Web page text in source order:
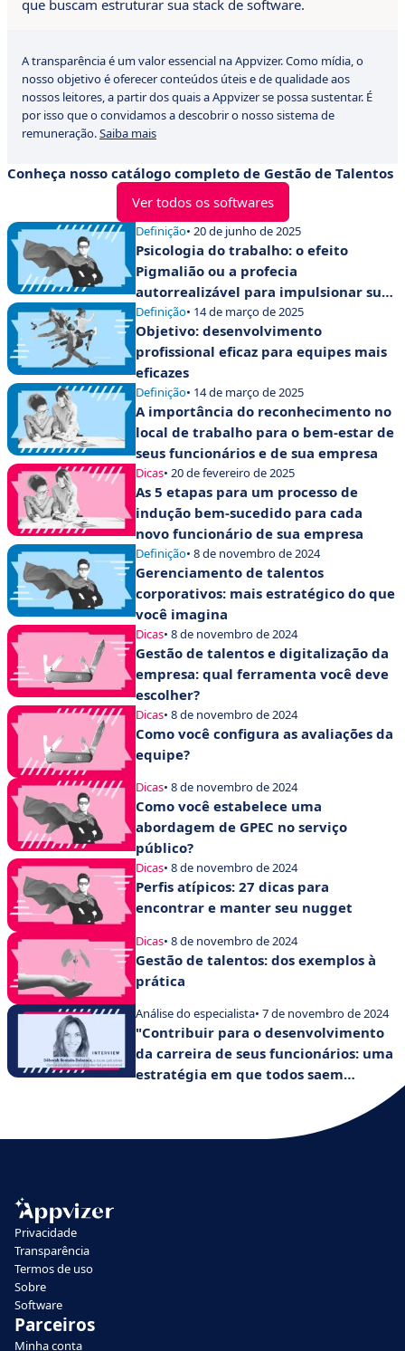
que buscam estruturar sua stack de software.
A transparência é um valor essencial na Appvizer. Como mídia, o
nosso objetivo é oferecer conteúdos úteis e de qualidade aos
nossos leitores, a partir dos quais a Appvizer se possa sustentar. É
por isso que o convidamos a descobrir o nosso sistema de
remuneração.Saiba mais
Conheça nosso catálogo completo de Gestão de Talentos
Ver todos os softwares
Definição• 20 de junho de 2025
Psicologia do trabalho: o efeito
Pigmalião ou a profecia
autorrealizável para impulsionar suas
equipes
Definição• 14 de março de 2025
Objetivo: desenvolvimento
profissional eficaz para equipes mais
eficazes
Definição• 14 de março de 2025
A importância do reconhecimento no
local de trabalho para o bem-estar de
seus funcionários e de sua empresa
Dicas• 20 de fevereiro de 2025
As 5 etapas para um processo de
indução bem-sucedido para cada
novo funcionário de sua empresa
Definição• 8 de novembro de 2024
Gerenciamento de talentos
corporativos: mais estratégico do que
você imagina
Dicas• 8 de novembro de 2024
Gestão de talentos e digitalização da
empresa: qual ferramenta você deve
escolher?
Dicas• 8 de novembro de 2024
Como você configura as avaliações da
equipe?
Dicas• 8 de novembro de 2024
Como você estabelece uma
abordagem de GPEC no serviço
público?
Dicas• 8 de novembro de 2024
Perfis atípicos: 27 dicas para
encontrar e manter seu nugget
Dicas• 8 de novembro de 2024
Gestão de talentos: dos exemplos à
prática
Análise do especialista• 7 de novembro de 2024
"Contribuir para o desenvolvimento
da carreira de seus funcionários: uma
estratégia em que todos saem
Privacidade
Transparência
Termos de uso
Sobre
Software
Parceiros
Minha conta